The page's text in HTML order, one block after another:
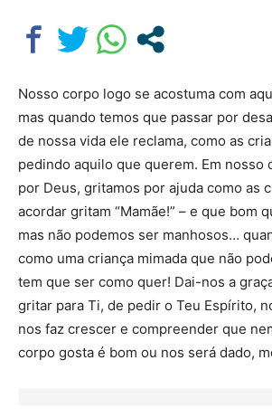
Nosso corpo logo se acostuma com
mas quando temos que passar por
de nossa vida ele reclama, como as
pedindo aquilo que querem. Em nosso
por Deus, gritamos por ajuda como as
acordar gritam “Mamãe!” – e que bom
mas não podemos ser manhosos…
como uma criança mimada que não
tem que ser como quer! Dai-nos a
gritar para Ti, de pedir o Teu Espírito,
nos faz crescer e compreender que
corpo gosta é bom ou nos será dado,